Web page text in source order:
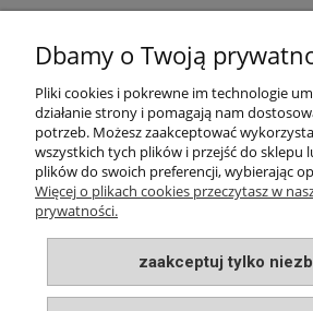
INFORMACJE
Dbamy o Twoją
Pliki cookies i pokrewne im technologie
działanie strony i pomagają nam
potrzeb. Możesz zaakceptować
wszystkich tych plików i przejść do sklepu
plików do swoich preferencji, wybierając
Więcej o plikach cookies przeczytasz w
prywatności.
zaakceptuj tylko